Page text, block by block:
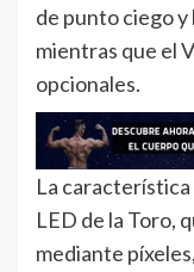
de punto ciego
mientras que el
opcionales.
La
LED de la Toro,
mediante